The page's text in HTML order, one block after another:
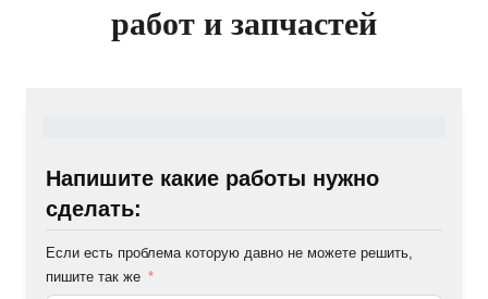
работ и запчастей
Напишите какие работы нужно
сделать:
Если есть проблема которую давно не можете решить,
пишите так же